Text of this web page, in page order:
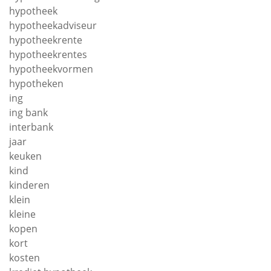
hypotheek
hypotheekadviseur
hypotheekrente
hypotheekrentes
hypotheekvormen
hypotheken
ing
ing bank
interbank
jaar
keuken
kind
kinderen
klein
kleine
kopen
kort
kosten